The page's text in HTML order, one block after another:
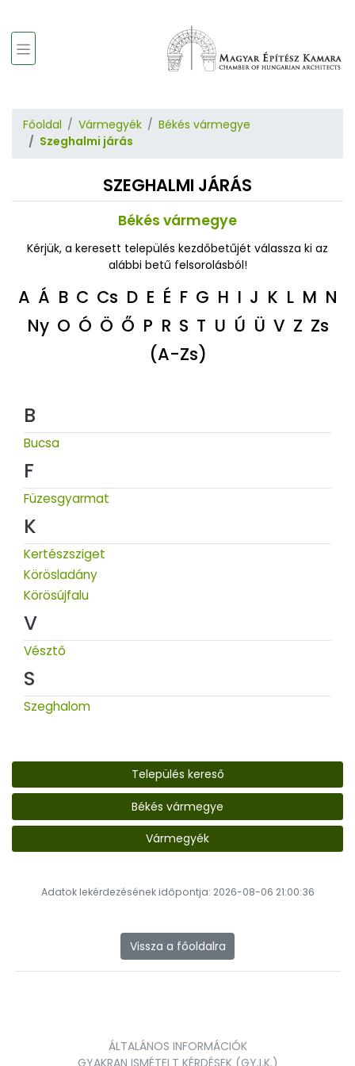
Főoldal Vármegyék
Békés vármegye
Szeghalmi járás
SZEGHALMI JÁRÁS
Békés vármegye
Kérjük, a keresett település kezdőbetűjét válassza ki az
alábbi betű felsorolásból!
A Á B C Cs D E É F G H I J K L M N
Ny O Ó Ö Ő P R S T U Ú Ü V Z Zs
(A-Zs)
B
Bucsa
F
Füzesgyarmat
K
Kertészsziget
Körösladány
Körösújfalu
V
Vésztő
S
Szeghalom
Település kereső
Békés vármegye
Vármegyék
Adatok lekérdezésének időpontja: 2026-08-06 21:00:36
Vissza a főoldalra
ÁLTALÁNOS INFORMÁCIÓK
GYAKRAN ISMÉTELT KÉRDÉSEK (GY.I.K.)